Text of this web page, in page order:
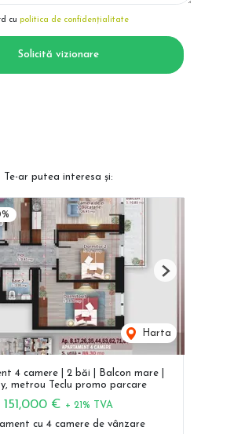
cu politica de confidențialitate
Solicită vizionare
Te-ar putea interesa și:
Harta
Next
4 camere | 2 băi | Balcon mare |
metrou Teclu promo parcare
151,000 € + 21% TVA
cu 4 camere de vânzare